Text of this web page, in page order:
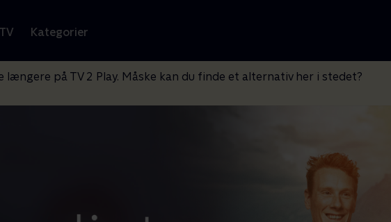
Kategorier
længere på TV 2 Play. Måske kan du finde et alternativ her i stedet?